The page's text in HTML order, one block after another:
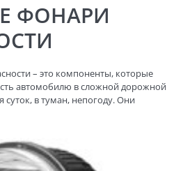
ФОНАРИ
– это компоненты, которые
автомобилю в сложной дорожной
суток, в туман, непогоду. Они
водителями других автомобилей
движения автомобиля, что
заранее продумав маневр.